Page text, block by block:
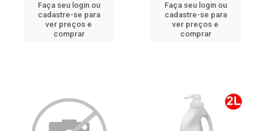
Faça seu login ou
cadastre-se para
ver preços e
comprar
Faça seu login ou
cadastre-se para
ver preços e
comprar